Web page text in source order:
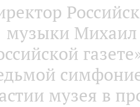
музыки Михаил
музея в